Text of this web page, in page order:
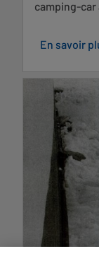
camping-car
En savoir